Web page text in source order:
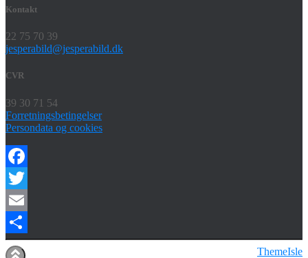
Kontakt
22 75 70 39
jesperabild@jesperabild.dk
CVR
39 30 71 54
Forretningsbetingelser
Persondata og cookies
Facebook
Twitter
Email
Share
ThemeIsle